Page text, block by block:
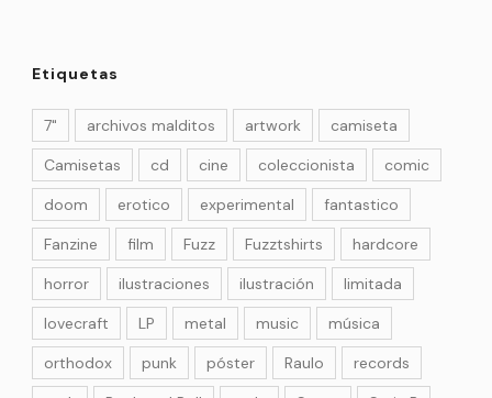
Etiquetas
7" archivos malditos artwork
camiseta
Camisetas
cd cine coleccionista
comic
doom
erotico experimental
fantastico
Fanzine
film Fuzz Fuzztshirts
hardcore
horror
ilustraciones ilustración
limitada
lovecraft
LP metal music
música
orthodox
punk póster Raulo
records